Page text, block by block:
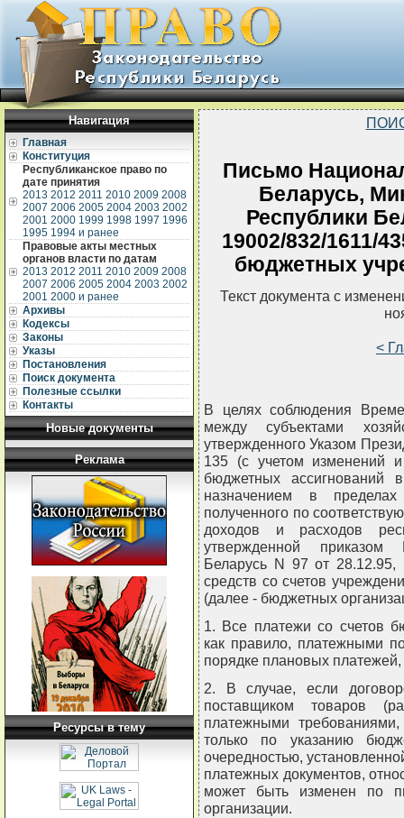
Навигация
Главная
Конституция
Республиканское право по
дате принятия
2013 2012 2011 2010 2009 2008
2007 2006 2005 2004 2003 2002
2001 2000 1999 1998 1997 1996
1995 1994 и ранее
Правовые акты местных
органов власти по датам
2013 2012 2011 2010 2009 2008
2007 2006 2005 2004 2003 2002
2001 2000 и ранее
Архивы
Кодексы
Законы
Указы
Постановления
Поиск документа
Полезные ссылки
Контакты
Новые документы
Реклама
Ресурсы в тему
Письмо
Беларусь,
Республики
19002/832/1611/
бюджетных
Текст документа с
<
В целях соблюдения
между субъектами
утвержденного Указом
135 (с учетом изменений
бюджетных ассигнований
назначением в
полученного по
доходов и расходов
утвержденной приказом
Беларусь N 97 от 28.12.95,
средств со счетов
(далее - бюджетных
1. Все платежи со счетов
как правило, платежными
порядке плановых
2. В случае, если
поставщиком товаров
платежными
только по указанию
очередностью,
платежных документов,
может быть изменен по
организации.